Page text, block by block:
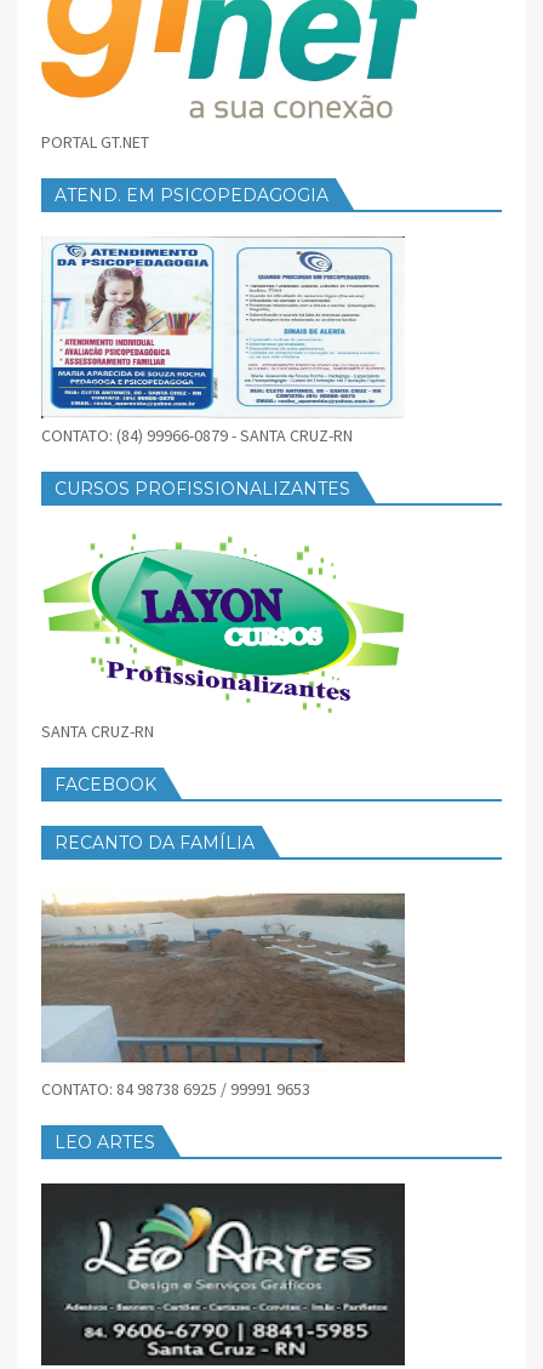
PORTAL GT.NET
ATEND. EM PSICOPEDAGOGIA
CONTATO: (84) 99966-0879 - SANTA CRUZ-RN
CURSOS PROFISSIONALIZANTES
SANTA CRUZ-RN
FACEBOOK
RECANTO DA FAMÍLIA
CONTATO: 84 98738 6925 / 99991 9653
LEO ARTES